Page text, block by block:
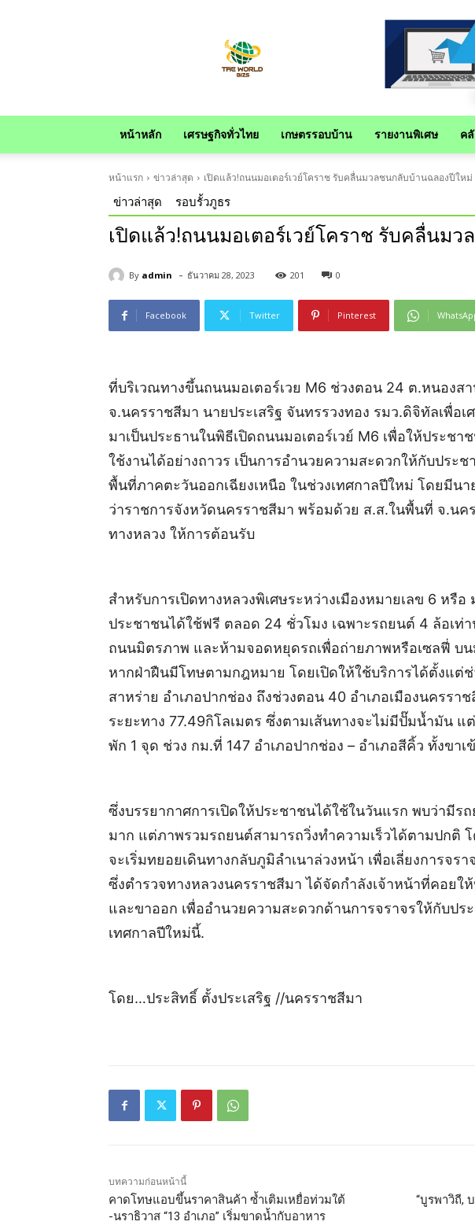
หน้าหลัก เศรษฐกิจทั่วไทย เกษตรรอบบ้าน รายงานพิเศษ ค
หน้าแรก ข่าวล่าสุด เปิดแล้ว!ถนนมอเตอร์เวย์โคราช รับคลื่นมวลชนกลับบ้านฉลองปีใหม่
ข่าวล่าสุด รอบรั้วภูธร
เปิดแล้ว!ถนนมอเตอร์เวย์โคราช รับคลื่นม
By admin - ธันวาคม 28, 2023 201 0
Facebook Twitter Pinterest
ที่บริเวณทางขึ้นถนนมอเตอร์เวย M6 ช่วงตอน 24 ต.หนองส
จ.นครราชสีมา นายประเสริฐ จันทรรวงทอง รมว.ดิจิทัลเพื่อ
มาเป็นประธานในพิธีเปิดถนนมอเตอร์เวย์ M6 เพื่อให้ประช
ใช้งานได้อย่างถาวร เป็นการอำนวยความสะดวกให้กับประ
พื้นที่ภาคตะวันออกเฉียงเหนือ ในช่วงเทศกาลปีใหม่ โดยมีน
ว่าราชการจังหวัดนครราชสีมา พร้อมด้วย ส.ส.ในพื้นที่ จ.น
ทางหลวง ให้การต้อนรับ
สำหรับการเปิดทางหลวงพิเศษระหว่างเมืองหมายเลข 6 หรือ
ประชาชนได้ใช้ฟรี ตลอด 24 ชั่วโมง เฉพาะรถยนต์ 4 ล้อเท่
ถนนมิตรภาพ และห้ามจอดหยุดรถเพื่อถ่ายภาพหรือเซลฟี่ บน
หากฝ่าฝืนมีโทษตามกฎหมาย โดยเปิดให้ใช้บริการได้ตั้งแต่
สาหร่าย อำเภอปากช่อง ถึงช่วงตอน 40 อำเภอเมืองนครรา
ระยะทาง 77.49กิโลเมตร ซึ่งตามเส้นทางจะไม่มีปั๊มน้ำมัน
พัก 1 จุด ช่วง กม.ที่ 147 อำเภอปากช่อง – อำเภอสีคิ้ว ทั้งขาเ
ซึ่งบรรยากาศการเปิดให้ประชาชนได้ใช้ในวันแรก พบว่ามีร
มาก แต่ภาพรวมรถยนต์สามารถวิ่งทำความเร็วได้ตามปกติ
จะเริ่มทยอยเดินทางกลับภูมิลำเนาล่วงหน้า เพื่อเลี่ยงการจร
ซึ่งตำรวจทางหลวงนครราชสีมา ได้จัดกำลังเจ้าหน้าที่คอยใ
และขาออก เพื่ออำนวยความสะดวกด้านการจราจรให้กับปร
เทศกาลปีใหม่นี้.
โดย…ประสิทธิ์ ตั้งประเสริฐ //นครราชสีมา
บทความก่อนหน้านี้
คาดโทษแอบขึ้นราคาสินค้า ซ้ำเติมเหยื่อท่วมใต้
-นราธิวาส “13 อำเภอ” เริ่มขาดน้ำกับอาหาร
“บูรพาวิถี,